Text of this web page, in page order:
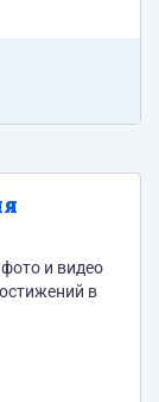
и видео
в